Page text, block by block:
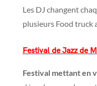
Les DJ changent
plusieurs Food truck
Festival de Jazz de
Festival mettant en